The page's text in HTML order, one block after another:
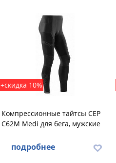
+скидка 10%
Компрессионные тайтсы CEP
C62M Medi для бега, мужские
подробнее